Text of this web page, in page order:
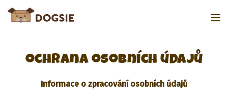
Ochrana osobních údajů
Informace o zpracování osobních údajů